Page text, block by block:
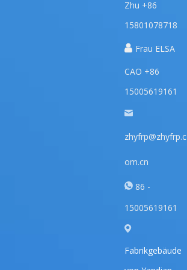
Zhu +86
15801078718
 Frau ELSA
CAO +86
15005619161
zhyfrp@zhyfrp.c
om.cn
86 -
15005619161
Fabrikgebäude